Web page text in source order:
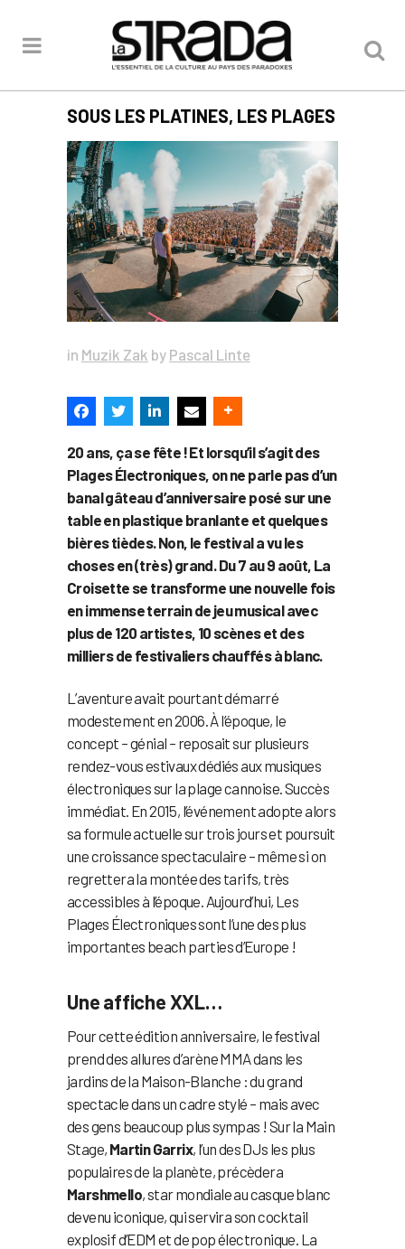
SOUS LES PLATINES, LES PLAGES
in Muzik Zak by Pascal Linte
20 ans, ça se fête ! Et lorsqu’il s’agit des
Plages Électroniques, on ne parle pas d’un
banal gâteau d’anniversaire posé sur une
table en plastique branlante et quelques
bières tièdes. Non, le festival a vu les
choses en (très) grand. Du 7 au 9 août, La
Croisette se transforme une nouvelle fois
en immense terrain de jeu musical avec
plus de 120 artistes, 10 scènes et des
milliers de festivaliers chauffés à blanc.
L’aventure avait pourtant démarré
modestement en 2006. À l’époque, le
concept – génial – reposait sur plusieurs
rendez-vous estivaux dédiés aux musiques
électroniques sur la plage cannoise. Succès
immédiat. En 2015, l’événement adopte alors
sa formule actuelle sur trois jours et poursuit
une croissance spectaculaire – même si on
regrettera la montée des tarifs, très
accessibles à l’époque. Aujourd’hui, Les
Plages Électroniques sont l’une des plus
importantes beach parties d’Europe !
Une affiche XXL…
Pour cette édition anniversaire, le festival
prend des allures d’arène MMA dans les
jardins de la Maison-Blanche : du grand
spectacle dans un cadre stylé – mais avec
des gens beaucoup plus sympas ! Sur la Main
Stage, Martin Garrix, l’un des DJs les plus
populaires de la planète, précèdera
Marshmello, star mondiale au casque blanc
devenu iconique, qui servira son cocktail
explosif d’EDM et de pop électronique. La